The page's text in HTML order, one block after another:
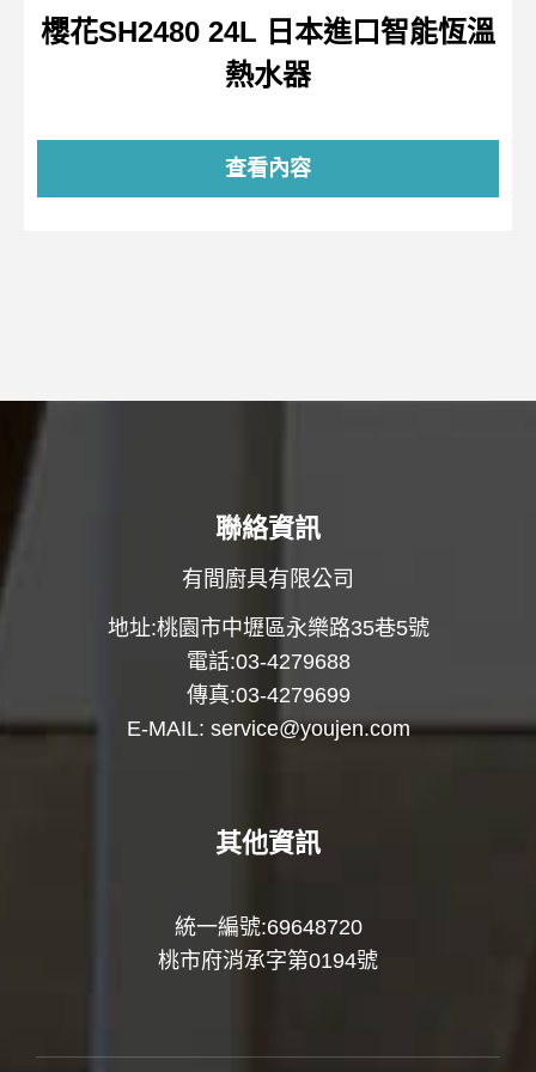
櫻花SH2480 24L 日本進口智能恆溫
熱水器
查看內容
聯絡資訊
有間廚具有限公司
地址:桃園市中壢區永樂路35巷5號
電話:03-4279688
傳真:03-4279699
E-MAIL: service@youjen.com
其他資訊
統一編號:69648720
桃市府消承字第0194號